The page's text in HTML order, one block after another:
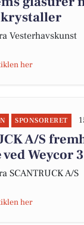
Vesterhavskunst
her
SPONSORERET
A/S
Weycor
SCANTRUCK A/S
her